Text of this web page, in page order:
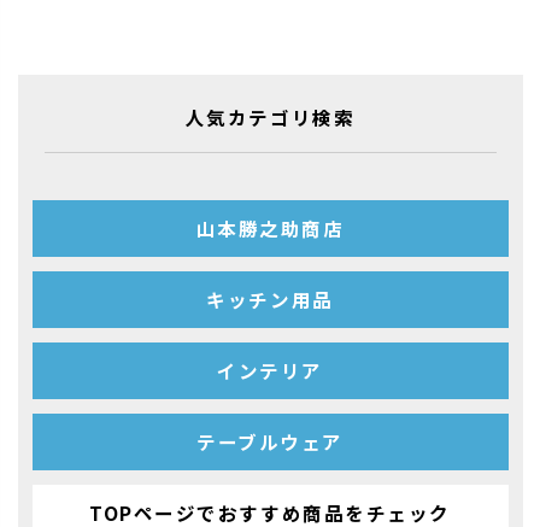
人気カテゴリ検索
山本勝之助商店
キッチン用品
インテリア
テーブルウェア
TOPページでおすすめ商品をチェック